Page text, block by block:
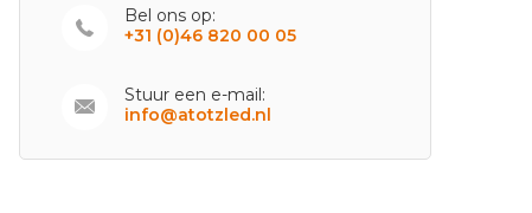
Bel ons op:
+31 (0)46 820 00 05
Stuur een e-mail:
info@atotzled.nl